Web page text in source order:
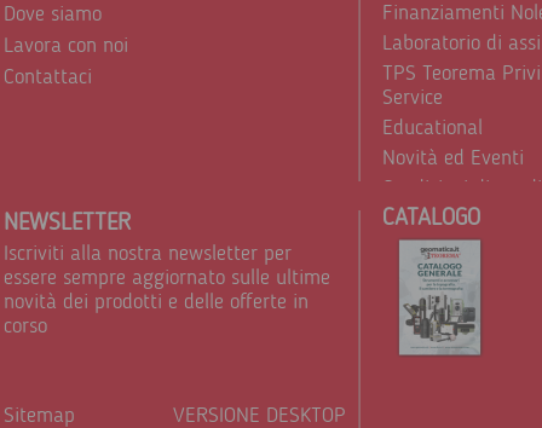
Dove siamo
Lavora con noi
Contattaci
Finanziamenti
Laboratorio di
TPS Teorema
Service
Educational
Novità ed Eventi
Condizioni di
Trattamento dei
NEWSLETTER
Iscriviti alla nostra newsletter per
essere sempre aggiornato sulle ultime
novità dei prodotti e delle offerte in
corso
Sitemap VERSIONE DESKTOP
CATALOGO